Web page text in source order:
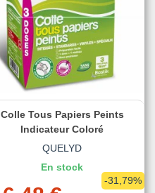
Colle Tous Papiers Peints
Indicateur Coloré
QUELYD
En stock
-31,79%